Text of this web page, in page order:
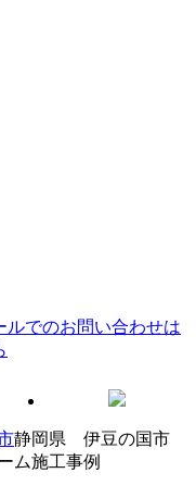
静岡県 伊豆の国市
施工事例